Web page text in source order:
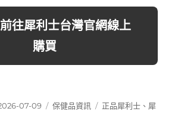
往犀利士台灣官網線上
購買
07-09
分
保健品資訊
標
正品犀利士 、 犀